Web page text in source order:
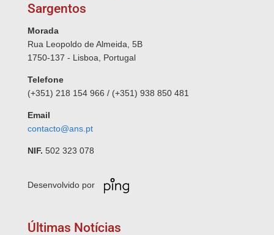
Sargentos
Morada
Rua Leopoldo de Almeida, 5B
1750-137 - Lisboa, Portugal
Telefone
(+351) 218 154 966 / (+351) 938 850 481
Email
contacto@ans.pt
NIF. 502 323 078
Desenvolvido por
Últimas Notícias